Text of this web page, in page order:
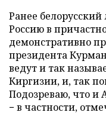
Ранее
Россию в
демонстративно
президента
ведут и так
Киргизии, и, так
Подозреваю, что и
− в частности,